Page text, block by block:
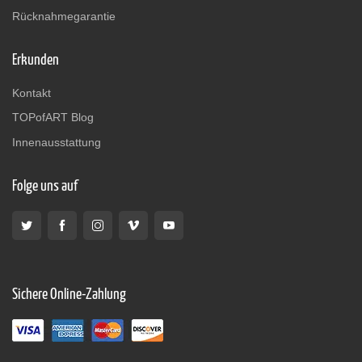
Rücknahmegarantie
Erkunden
Kontakt
TOPofART Blog
Innenausstattung
Folge uns auf
Sichere Online-Zahlung